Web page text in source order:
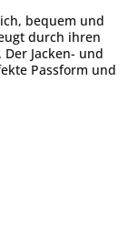
bequem und
durch ihren
Jacken- und
Passform und